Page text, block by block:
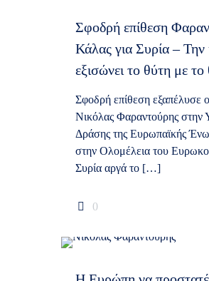
Σφοδρή επίθεση
Κάλας για Συρία – Την
εξισώνει το θύτη με
Σφοδρή επίθεση εξαπέλυσε
Νικόλας Φαραντούρης στην
Δράσης της Ευρωπαϊκής
στην Ολομέλεια του
Συρία αργά το[…]
0